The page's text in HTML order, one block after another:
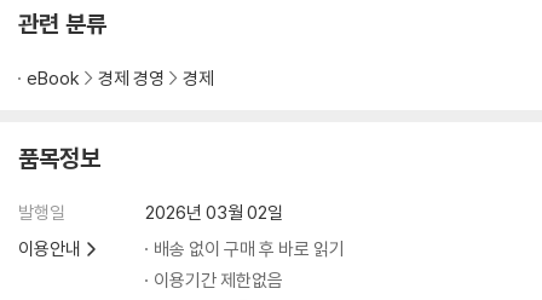
세상에서 제일 아까운 돈
남 주기는 아까워, ‘소유 효과’
비자발적 장기투자자
개미들이 힘든 이유
귀차니즘과 지름길 본능
뇌의 최소노력 법칙
관련 분류
eBook 경제 경영 경제
품목정보
발행일
2026년 03월 02일
이용안내
배송 없이 구매 후 바로 읽기
이용기간 제한없음